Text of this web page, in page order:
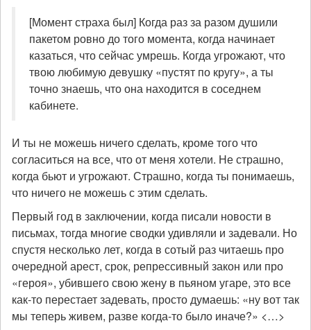
[Момент страха был] Когда раз за разом душили
пакетом ровно до того момента, когда начинает
казаться, что сейчас умрешь. Когда угрожают, что
твою любимую девушку «пустят по кругу», а ты
точно знаешь, что она находится в соседнем
кабинете.
И ты не можешь ничего сделать, кроме того что
согласиться на все, что от меня хотели. Не страшно,
когда бьют и угрожают. Страшно, когда ты понимаешь,
что ничего не можешь с этим сделать.
Первый год в заключении, когда писали новости в
письмах, тогда многие сводки удивляли и задевали. Но
спустя несколько лет, когда в сотый раз читаешь про
очередной арест, срок, репрессивный закон или про
«героя», убившего свою жену в пьяном угаре, это все
как-то перестает задевать, просто думаешь: «ну вот так
мы теперь живем, разве когда-то было иначе?» <…>